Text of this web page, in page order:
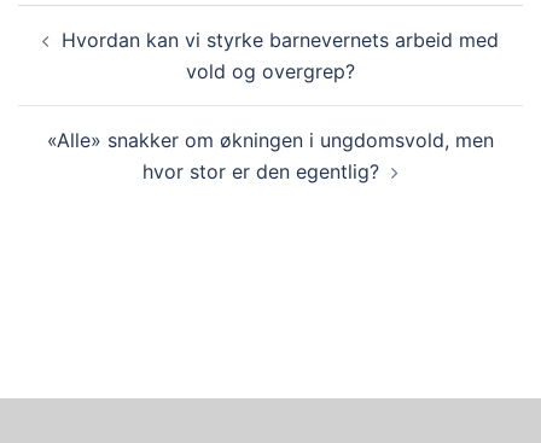
Hvordan kan vi styrke barnevernets arbeid med
vold og overgrep?
«Alle» snakker om økningen i ungdomsvold, men
hvor stor er den egentlig?